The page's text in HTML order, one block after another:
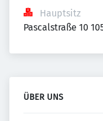
Hauptsitz
Pascalstraße 10
ÜBER UNS